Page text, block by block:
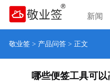
新闻
敬业签> 产品问答> 正文
哪些便签工具可